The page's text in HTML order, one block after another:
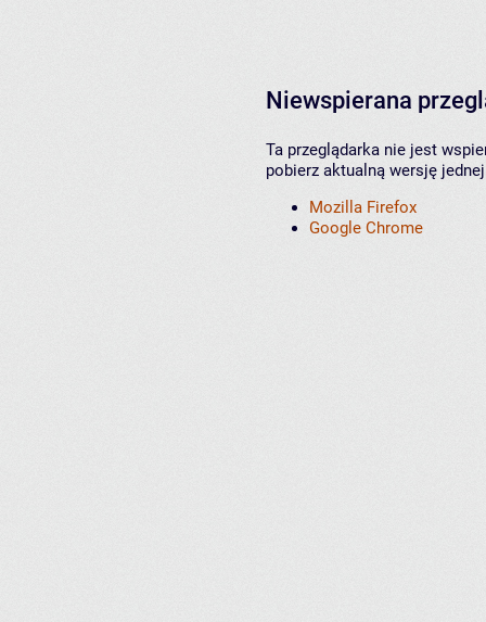
Niewspierana
Ta przeglądarka nie jest
pobierz aktualną wersję
Mozilla Firefox
Google Chrome